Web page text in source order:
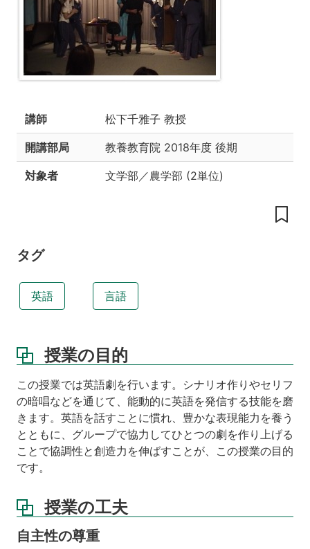
業
主
ミ
ン
の
進
活
録
ぶ
楽
講師 松下千雅子 教授
開講部局 教養教育院 2018年度 後期
対象者 文学部／農学部 (2単位)
タグ
英語 言語
授業の目的
この授業では英語劇を行います。シナリオ作りやセリフ
の暗唱などを通じて、能動的に英語を発信する技能を磨
きます。英語を話すことに慣れ、豊かな表現能力を養う
とともに、グループで協力してひとつの劇を作り上げる
ことで協調性と創造力を伸ばすことが、この授業の目的
です。
授業の工夫
自主性の尊重